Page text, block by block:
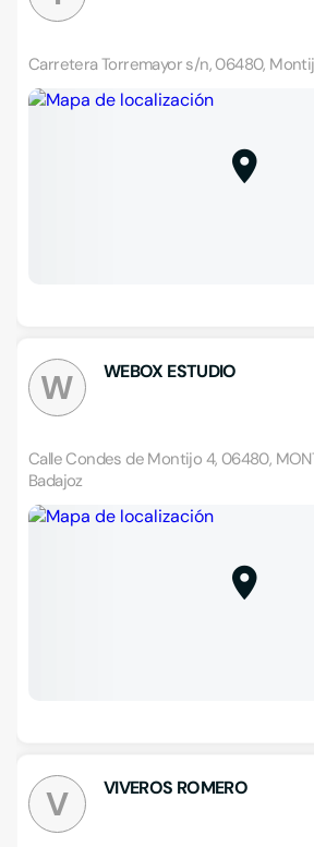
Carretera Torremayor s/n, 06480,
W WEBOX ESTUDIO
Calle Condes de Montijo 4, 06480,
Badajoz
V VIVEROS ROMERO